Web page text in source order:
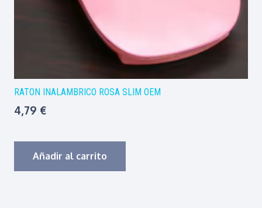
RATON INALAMBRICO ROSA SLIM OEM
4,79 €
Añadir al carrito